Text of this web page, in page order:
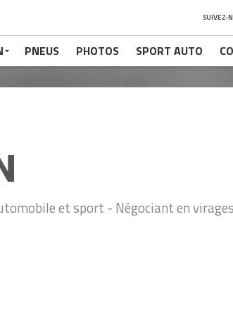
SUIVEZ-
PNEUS PHOTOS SPORT AUTO
et sport - Négociant en